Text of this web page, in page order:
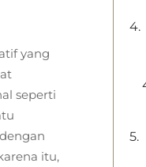
yang
seperti
itu,